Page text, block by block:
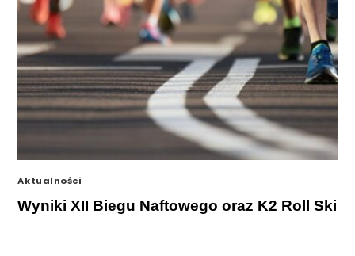
Aktualności
Wyniki XII Biegu Naftowego oraz K2 Roll Ski